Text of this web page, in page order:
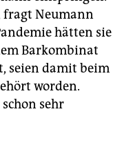
fragt Neumann
hätten sie
Barkombinat
seien damit beim
worden.
sehr